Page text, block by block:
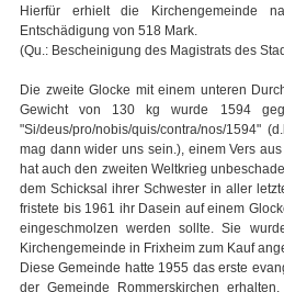
Hierfür erhielt die Kirchengemeinde
Entschädigung von 518 Mark.
(Qu.: Bescheinigung des Magistrats des
Die zweite Glocke mit einem unteren
Gewicht von 130 kg wurde 1594
"Si/deus/pro/nobis/quis/contra/nos/1594"
mag dann wider uns sein.), einem Vers
hat auch den zweiten Weltkrieg
dem Schicksal ihrer Schwester in aller
fristete bis 1961 ihr Dasein auf einem
eingeschmolzen werden sollte. Sie
Kirchengemeinde in Frixheim zum Kauf
Diese Gemeinde hatte 1955 das erste
der Gemeinde Rommerskirchen